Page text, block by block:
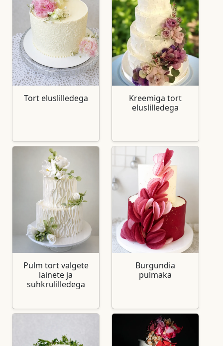
Tort eluslilledega
Kreemiga tort
eluslilledega
Pulm tort valgete
lainete ja
suhkrulilledega
Burgundia
pulmaka